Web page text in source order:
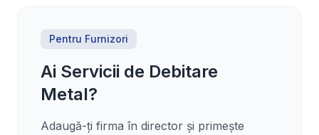
Pentru Furnizori
Ai Servicii de Debitare
Metal?
Adaugă-ți firma în director și primește